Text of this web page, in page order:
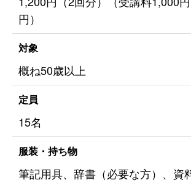
円）
対象
概ね50歳以上
定員
15名
服装・持ち物
筆記用具、辞書（必要な方）、資